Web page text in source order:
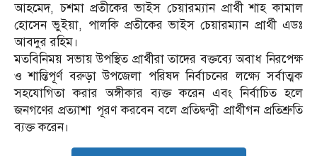
আহমেদ, চশমা প্রতীকের ভাইস চেয়ারম্যান প্রার্থী শাহ কামাল
হোসেন ভুইয়া, পালকি প্রতীকের ভাইস চেয়ারম্যান প্রার্থী এডঃ
আবদুর রহিম।
মতবিনিময় সভায় উপস্থিত প্রার্থীরা তাদের বক্তব্যে অবাধ নিরপেক্ষ
ও শান্তিপূর্ণ বরুড়া উপজেলা পরিষদ নির্বাচনের লক্ষ্যে সর্বাত্মক
সহযোগিতা করার অঙ্গীকার ব্যক্ত করেন এবং নির্বাচিত হলে
জনগণের প্রত্যাশা পূরণ করবেন বলে প্রতিদ্বন্দ্বী প্রার্থীগন প্রতিশ্রুতি
ব্যক্ত করেন।